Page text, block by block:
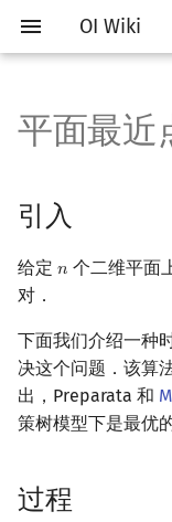
OI Wiki
入
始
搜
Getting Started
关于本项目
如何参与
格式手册
数学符号表
比赛相关简介
赛事
题型
学习资源
技巧
工具软件简介
代码编辑工具
评测工具
命令行编译与调试
编译器
语言基础简介
C++ 基础
C++ 标准库
C++ 与其他常用语
Pascal 转 C++ 急救
算法基础简介
复杂度
枚举
递归 & 分治
贪心
搜索部分简介
DFS（搜索）
BFS（搜索）
启发式搜索
A*
动态规划部分简介
动态规划基础
记忆化搜索
区间 DP
DAG 上的 DP
字符串部分简介
字符串基础
标准库
字符串哈希
字典树 (Trie)
数学部分简介
布尔代数
数字系统
二进制集合操作
高精度计算
数据结构部分简介
栈
队列
哈希表
并查集
图论部分简介
图论相关概念
图的存储
BFS（图论）
树上问题
引入
过程
复杂度证明
非分治算法
期望线性做法
杂项简介
离散化
双指针
分数规划
随机化
RMQ
并查集应用
括号序列
平面最近
引入
给定 𝑛
n 个二维平面
对．
下面我们介绍一种
决这个问题．该算
出，Preparata 和
策树模型下是最优
过程